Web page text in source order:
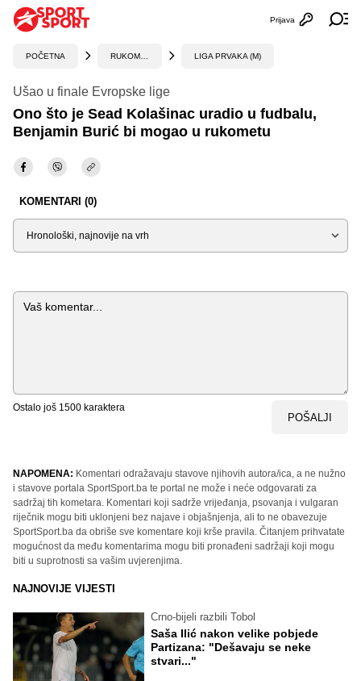
Otvori
Prijava
POČETNA LIGA PRVAKA (M)
Ušao u finale Evropske lige
Ono što je Sead Kolašinac uradio u fudbalu,
Benjamin Burić bi mogao u rukometu
KOMENTARI (0)
Sortiraj
Komentar
Ostalo još 1500 karaktera
POŠALJI
NAPOMENA: Komentari odražavaju stavove njihovih autora/ica, a ne nužno
i stavove portala SportSport.ba te portal ne može i neće odgovarati za
sadržaj tih kometara. Komentari koji sadrže vrijeđanja, psovanja i vulgaran
riječnik mogu biti uklonjeni bez najave i objašnjenja, ali to ne obavezuje
SportSport.ba da obriše sve komentare koji krše pravila. Čitanjem prihvatate
mogućnost da među komentarima mogu biti pronađeni sadržaji koji mogu
biti u suprotnosti sa vašim uvjerenjima.
NAJNOVIJE VIJESTI
Crno-bijeli razbili Tobol
Saša Ilić nakon velike pobjede
Partizana: "Dešavaju se neke
stvari..."